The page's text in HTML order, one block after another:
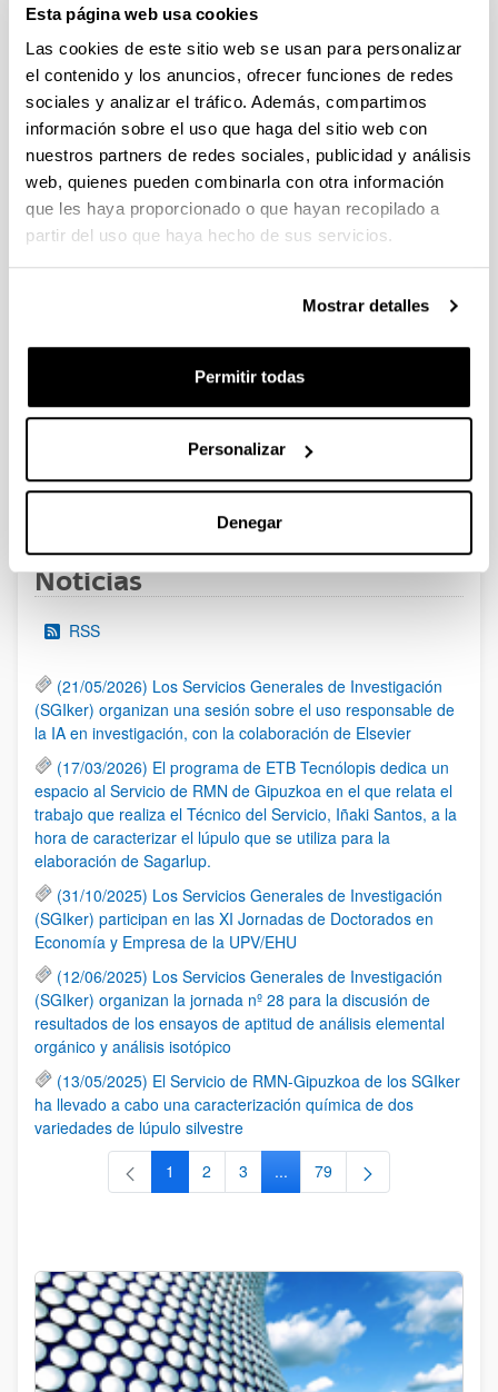
Esta página web usa cookies
Las cookies de este sitio web se usan para personalizar
el contenido y los anuncios, ofrecer funciones de redes
sociales y analizar el tráfico. Además, compartimos
información sobre el uso que haga del sitio web con
nuestros partners de redes sociales, publicidad y análisis
web, quienes pueden combinarla con otra información
que les haya proporcionado o que hayan recopilado a
partir del uso que haya hecho de sus servicios.
Mostrar detalles
Permitir todas
Personalizar
Denegar
Abierto el plazo de presentación (Fecha de fin del plazo de
presentación: 30/09/2026)
Plazo interno EHU documentación solicitudes : 15 de
septiembre de 2026
CONVOCATORIA PARA LA CONTRATACIÓN DE
PERSONAL INVESTIGADOR EN FORMACIÓN EN LA EHU
(2026)
Plazo de presentación cerrado: 15/06/2026 - 06/07/2026 23:59
PESQUERO Y ALIMENTARIO VASCO 2026-IKERTALENT
Plazo de presentación cerrado: 26/05/2026 - 02/06/2026
(12/06/2026) Listado provisional de solicitudes seleccionadas
y desestimadas. Plazo de presentación de alegaciones: hasta
el 17 de junio de 2026, inclusive.
1 2 3 ... 95
Noticias
RSS
(21/05/2026) Los Servicios Generales de Investigación
(SGIker) organizan una sesión sobre el uso responsable de
la IA en investigación, con la colaboración de Elsevier
(17/03/2026) El programa de ETB Tecnólopis dedica un
espacio al Servicio de RMN de Gipuzkoa en el que relata el
trabajo que realiza el Técnico del Servicio, Iñaki Santos, a la
hora de caracterizar el lúpulo que se utiliza para la
elaboración de Sagarlup.
(31/10/2025) Los Servicios Generales de Investigación
(SGIker) participan en las XI Jornadas de Doctorados en
Economía y Empresa de la UPV/EHU
(12/06/2025) Los Servicios Generales de Investigación
(SGIker) organizan la jornada nº 28 para la discusión de
resultados de los ensayos de aptitud de análisis elemental
orgánico y análisis isotópico
(13/05/2025) El Servicio de RMN-Gipuzkoa de los SGIker
ha llevado a cabo una caracterización química de dos
variedades de lúpulo silvestre
Página
1 Página
2 Página
3 ...Páginas intermedias Use TAB
Página
79